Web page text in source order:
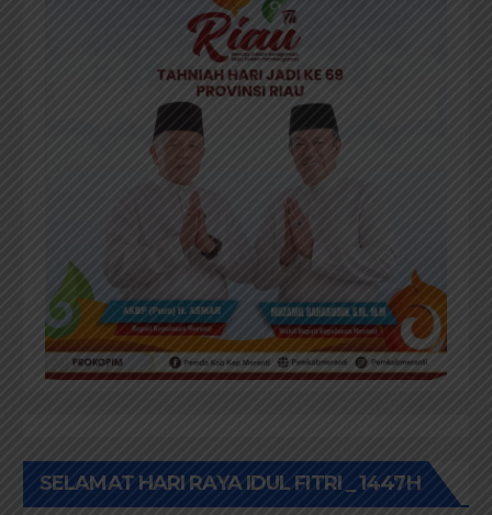
SELAMAT HARI RAYA IDUL FITRI _ 1447H